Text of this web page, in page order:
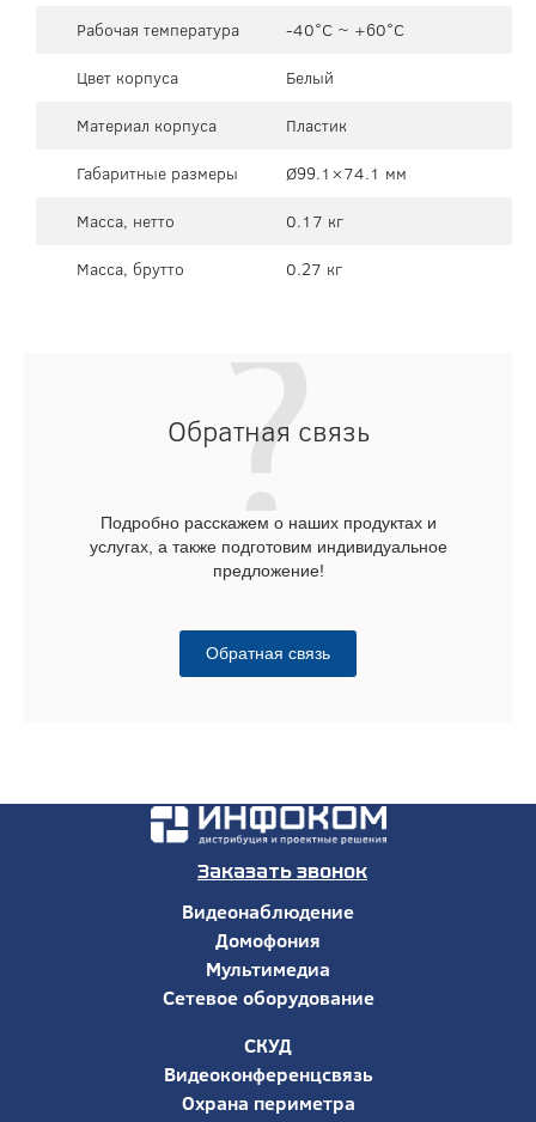
Рабочая температура
-40°C ~ +60°C
Цвет корпуса
Белый
Материал корпуса
Пластик
Габаритные размеры
Ø99.1×74.1 мм
Масса, нетто
0.17 кг
Масса, брутто
0.27 кг
Обратная связь
Подробно расскажем о наших продуктах и
услугах, а также подготовим индивидуальное
предложение!
Обратная связь
Заказать звонок
Видеонаблюдение
Домофония
Мультимедиа
Сетевое оборудование
СКУД
Видеоконференцсвязь
Охрана периметра